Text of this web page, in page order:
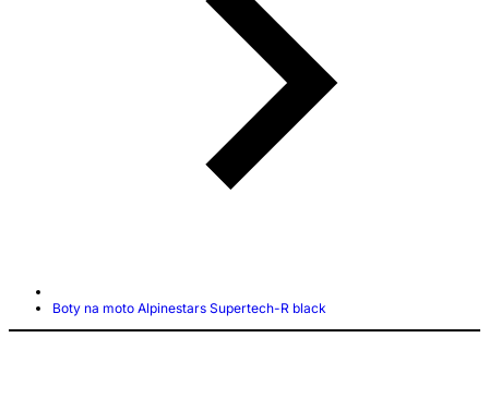
Boty na moto Alpinestars Supertech-R black